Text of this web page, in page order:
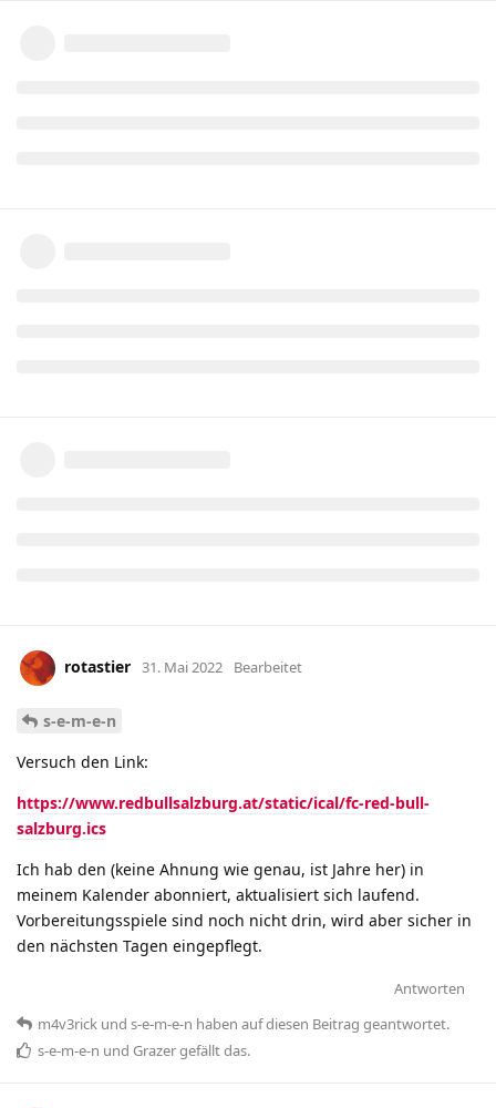
rotastier 31. Mai 2022 Bearbeitet
s-e-m-e-n
Versuch den Link:
https://www.redbullsalzburg.at/static/ical/fc-red-bull-
salzburg.ics
Ich hab den (keine Ahnung wie genau, ist Jahre her) in
meinem Kalender abonniert, aktualisiert sich laufend.
Vorbereitungsspiele sind noch nicht drin, wird aber sicher in
den nächsten Tagen eingepflegt.
Antworten
m4v3rick und s-e-m-e-n haben auf diesen Beitrag geantwortet.
s-e-m-e-n und Grazergefällt das.